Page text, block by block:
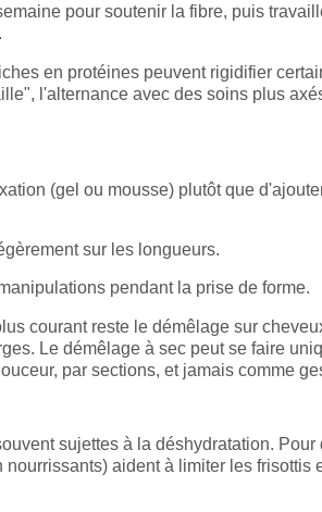
pour soutenir la fibre, puis
en protéines peuvent rigidifier
l'alternance avec des soins plus
(gel ou mousse) plutôt que
sur les longueurs.
pendant la prise de forme.
courant reste le démêlage sur
Le démêlage à sec peut se faire
par sections, et jamais comme
sujettes à la déshydratation. Pour
aident à limiter les frisottis